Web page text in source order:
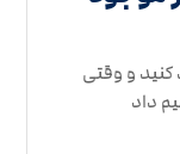
کنید و وقتی
داد